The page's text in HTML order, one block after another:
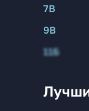
7В
9В
11Б